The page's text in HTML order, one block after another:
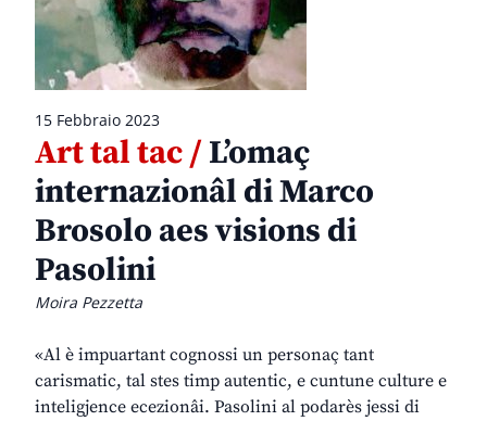
15 Febbraio 2023
Art tal tac /L’omaç
internazionâl di Marco
Brosolo aes visions di
Pasolini
Moira Pezzetta
«Al è impuartant cognossi un personaç tant
carismatic, tal stes timp autentic, e cuntune culture e
inteligjence ecezionâi. Pasolini al podarès jessi di